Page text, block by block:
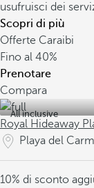
usufruisci dei
Scopri di più
Offerte Caraibi
Fino al 40%
Prenotare
Compara
All inclusive
Royal Hideaway
Playa del
10% di sconto